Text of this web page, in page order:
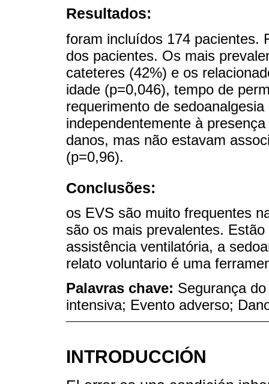
Resultados:
foram incluídos 174 pacientes.
dos pacientes. Os mais
cateteres (42%) e os
idade (p=0,046), tempo de
requerimento de
independentemente à
danos, mas não estavam
(p=0,96).
Conclusões:
os EVS são muito frequentes
são os mais prevalentes.
assistência ventilatória, a
relato voluntario é uma
Palavras chave: Segurança
intensiva; Evento adverso;
INTRODUCCIÓN